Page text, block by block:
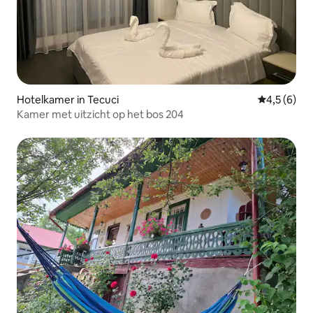
Hotelkamer in Tecuci
4,5 (6)
Kamer met uitzicht op het bos 204